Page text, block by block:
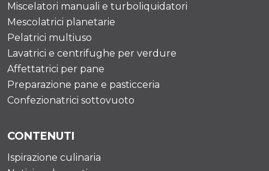
Miscelatori manuali e turboliquidatori
Mescolatrici planetarie
Pelatrici multiuso
Lavatrici e centrifughe per verdure
Affettatrici per pane
Preparazione pane e pasticceria
Confezionatrici sottovuoto
CONTENUTI
Ispirazione culinaria